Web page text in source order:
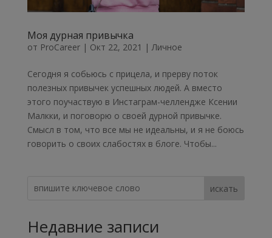
Моя дурная привычка
от ProCareer| Окт 22, 2021 |Личное
Сегодня я собьюсь с прицела, и прерву поток
полезных привычек успешных людей. А вместо
этого поучаствую в Инстаграм-челлендже Ксении
Малкки, и поговорю о своей дурной привычке.
Смысл в том, что все мы не идеальны, и я не боюсь
говорить о своих слабостях в блоге. Чтобы...
искать
Недавние записи